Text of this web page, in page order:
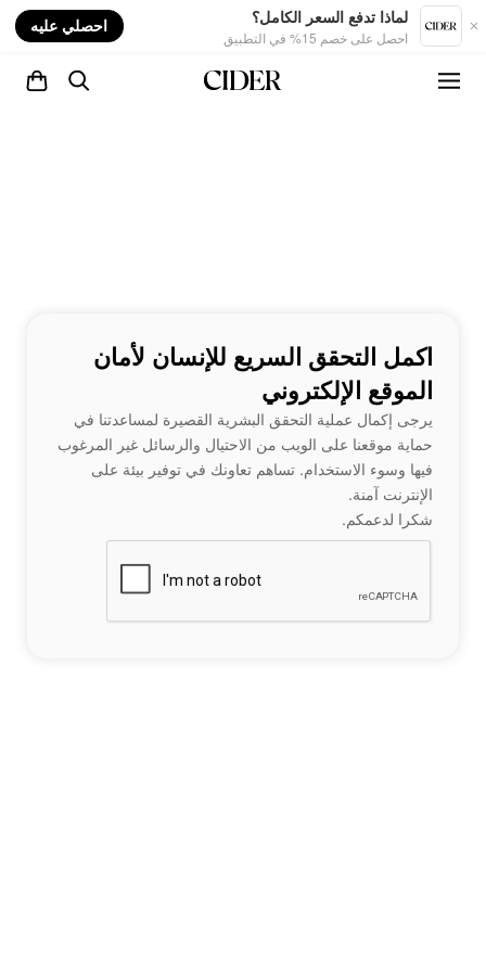
لماذا تدفع السعر الكامل؟
احصل على خصم 15% في التطبيق
احصلي عليه
اكمل التحقق السريع للإنسان لأمان
الموقع الإلكتروني
يرجى إكمال عملية التحقق البشرية القصيرة لمساعدتنا في
حماية موقعنا على الويب من الاحتيال والرسائل غير المرغوب
فيها وسوء الاستخدام. تساهم تعاونك في توفير بيئة على
الإنترنت آمنة.
شكرا لدعمكم.